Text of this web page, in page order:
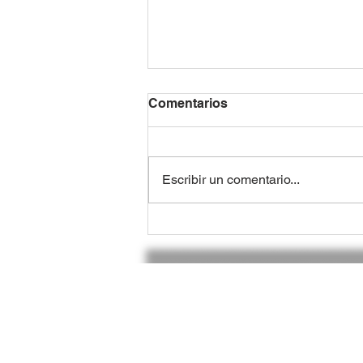
convierte en distribuidor
oficial de Legea Italia
Comentarios
Escribir un comentario...